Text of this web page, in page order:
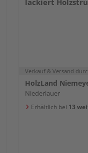
Verkauf & Versand
HolzLand
Niederlauer
Erhältlich bei 13